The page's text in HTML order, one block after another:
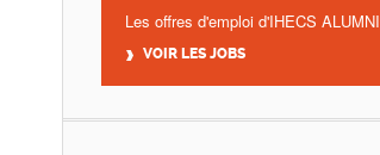
Les offres d'emploi d'IHECS ALUMNI
VOIR LES JOBS